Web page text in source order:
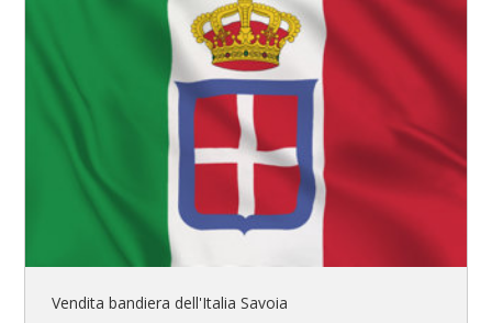
Vendita bandiera dell'Italia Savoia